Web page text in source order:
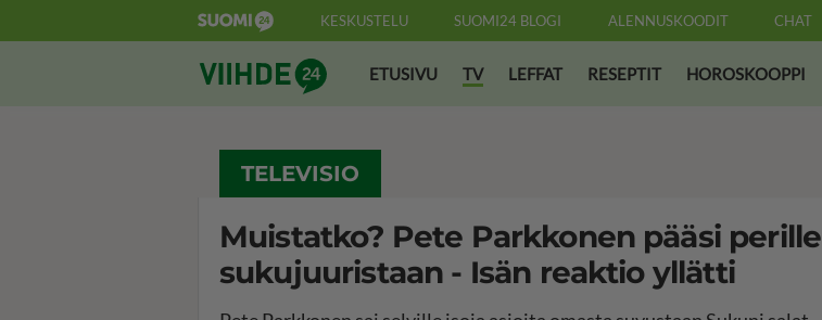
KESKUSTELU SUOMI24 BLOGI ALENNUSKOODIT CHAT
Suomi24 ViihdeETUSIVU TV LEFFAT RESEPTIT HOROSKOOPPI
TELEVISIO
Muistatko? Pete Parkkonen pääsi perille
sukujuuristaan - Isän reaktio yllätti